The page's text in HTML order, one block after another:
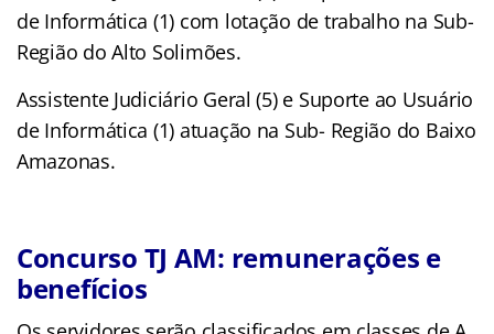
de Informática (1) com lotação de trabalho na Sub-
Região do Alto Solimões.
Assistente Judiciário Geral (5) e Suporte ao Usuário
de Informática (1) atuação na Sub- Região do Baixo
Amazonas.
Concurso TJ AM: remunerações e
benefícios